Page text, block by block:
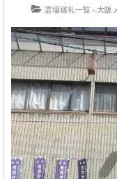
霊場巡礼一覧 - 大阪